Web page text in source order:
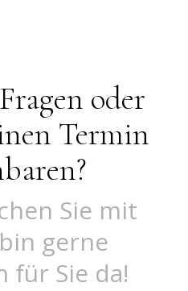
oder
Termin
Sie mit
gerne
für Sie da!